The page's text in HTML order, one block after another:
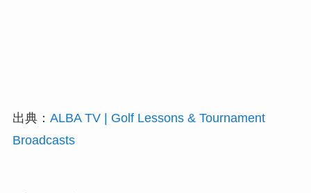
出典： ALBA TV | Golf Lessons & Tournament
Broadcasts